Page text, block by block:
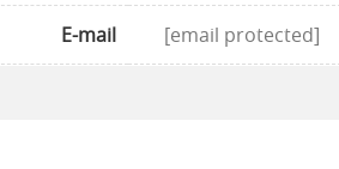
E-mail [email protected]